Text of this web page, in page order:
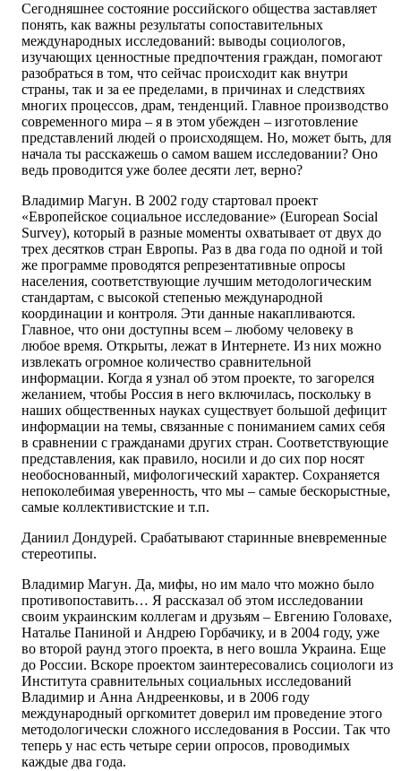
Сегодняшнее состояние российского общества заставляет
понять, как важны результаты сопоставительных
международных исследований: выводы социологов,
изучающих ценностные предпочтения граждан, помогают
разобраться в том, что сейчас происходит как внутри
страны, так и за ее пределами, в причинах и следствиях
многих процессов, драм, тенденций. Главное производство
современного мира – я в этом убежден – изготовление
представлений людей о происходящем. Но, может быть, для
начала ты расскажешь о самом вашем исследовании? Оно
ведь проводится уже более десяти лет, верно?
Владимир Магун. В 2002 году стартовал проект
«Европейское социальное исследование» (European Social
Survey), который в разные моменты охватывает от двух до
трех десятков стран Европы. Раз в два года по одной и той
же программе проводятся репрезентативные опросы
населения, соответствующие лучшим методологическим
стандартам, с высокой степенью международной
координации и контроля. Эти данные накапливаются.
Главное, что они доступны всем – любому человеку в
любое время. Открыты, лежат в Интернете. Из них можно
извлекать огромное количество сравнительной
информации. Когда я узнал об этом проекте, то загорелся
желанием, чтобы Россия в него включилась, поскольку в
наших общественных науках существует большой дефицит
информации на темы, связанные с пониманием самих себя
в сравнении с гражданами других стран. Соответствующие
представления, как правило, носили и до сих пор носят
необоснованный, мифологический характер. Сохраняется
непоколебимая уверенность, что мы – самые бескорыстные,
самые коллективистские и т.п.
Даниил Дондурей. Срабатывают старинные вневременные
стереотипы.
Владимир Магун. Да, мифы, но им мало что можно было
противопоставить… Я рассказал об этом исследовании
своим украинским коллегам и друзьям – Евгению Головахе,
Наталье Паниной и Андрею Горбачику, и в 2004 году, уже
во второй раунд этого проекта, в него вошла Украина. Еще
до России. Вскоре проектом заинтересовались социологи из
Института сравнительных социальных исследований
Владимир и Анна Андреенковы, и в 2006 году
международный оргкомитет доверил им проведение этого
методологически сложного исследования в России. Так что
теперь у нас есть четыре серии опросов, проводимых
каждые два года.